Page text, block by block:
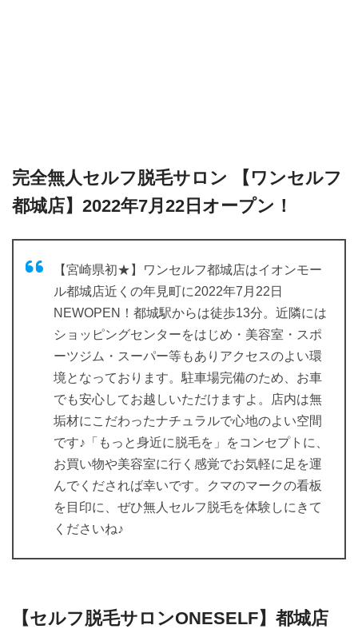
完全無人セルフ脱毛サロン 【ワンセルフ
都城店】2022年7月22日オープン！
【宮崎県初★】ワンセルフ都城店はイオンモー
ル都城店近くの年見町に2022年7月22日
NEWOPEN！都城駅からは徒歩13分。近隣には
ショッピングセンターをはじめ・美容室・スポ
ーツジム・スーパー等もありアクセスのよい環
境となっております。駐車場完備のため、お車
でも安心してお越しいただけますよ。店内は無
垢材にこだわったナチュラルで心地のよい空間
です♪「もっと身近に脱毛を」をコンセプトに、
お買い物や美容室に行く感覚でお気軽に足を運
んでくだされば幸いです。クマのマークの看板
を目印に、ぜひ無人セルフ脱毛を体験しにきて
くださいね♪
【セルフ脱毛サロンONESELF】都城店